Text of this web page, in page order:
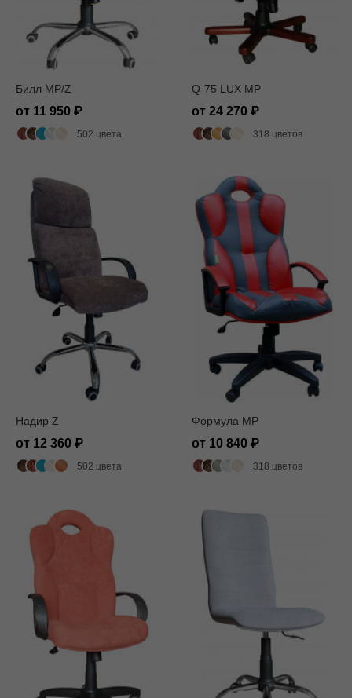
Билл MP/Z
от 11 950
502 цвета
Q-75 LUX MP
от 24 270
318 цветов
Надир Z
от 12 360
502 цвета
Формула MP
от 10 840
318 цветов